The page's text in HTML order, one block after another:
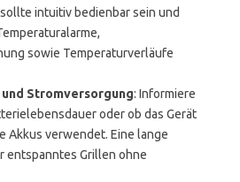
intuitiv bedienbar sein und
sowie Temperaturverläufe
Stromversorgung: Informiere
oder ob das Gerät
Akkus verwendet. Eine lange
entspanntes Grillen ohne